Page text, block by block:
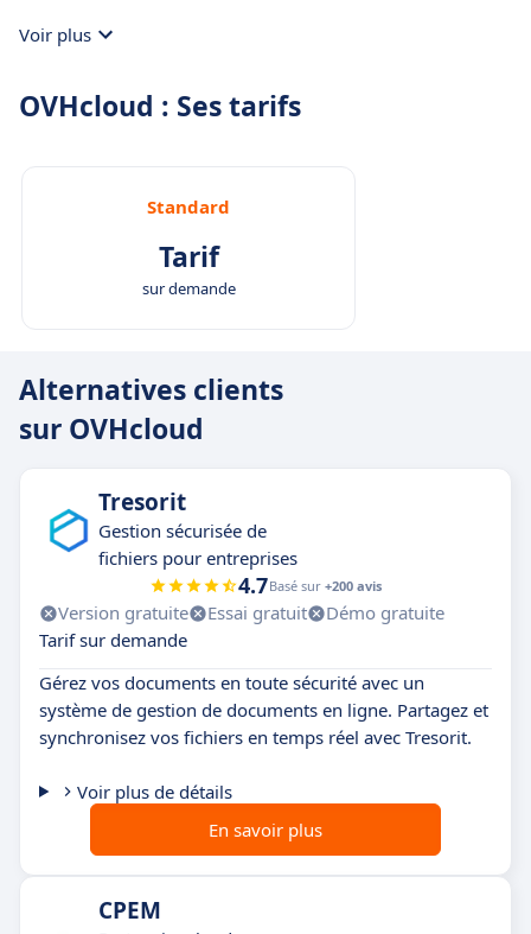
Voir plus
OVHcloud : Ses tarifs
Standard
Tarif
sur demande
Alternatives clients
sur OVHcloud
Tresorit
Gestion sécurisée de
fichiers pour entreprises
4.7Basé sur +200 avis
Version gratuite Essai gratuit
Démo gratuite
Tarif sur demande
Gérez vos documents en toute sécurité avec un
système de gestion de documents en ligne. Partagez et
synchronisez vos fichiers en temps réel avec Tresorit.
Voir plus de détails
En savoir plus
CPEM